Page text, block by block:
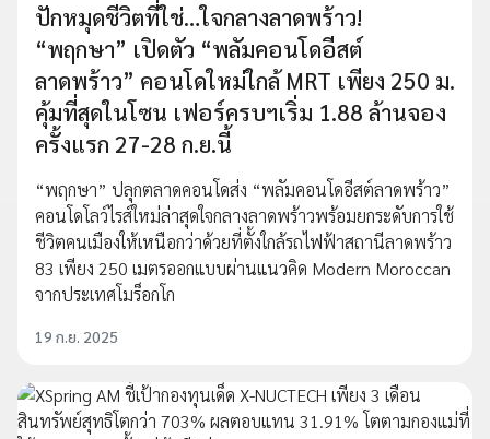
ปักหมุดชีวิตที่ใช่…ใจกลางลาดพร้าว!
“พฤกษา” เปิดตัว “พลัมคอนโดอีสต์
ลาดพร้าว” คอนโดใหม่ใกล้ MRT เพียง 250 ม.
คุ้มที่สุดในโซน เฟอร์ครบฯเริ่ม 1.88 ล้านจอง
ครั้งแรก 27-28 ก.ย.นี้
“พฤกษา” ปลุกตลาดคอนโดส่ง “พลัมคอนโดอีสต์ลาดพร้าว”
คอนโดโลว์ไรส์ใหม่ล่าสุดใจกลางลาดพร้าวพร้อมยกระดับการใช้
ชีวิตคนเมืองให้เหนือกว่าด้วยที่ตั้งใกล้รถไฟฟ้าสถานีลาดพร้าว
83 เพียง 250 เมตรออกแบบผ่านแนวคิด Modern Moroccan
จากประเทศโมร็อกโก
19 ก.ย. 2025